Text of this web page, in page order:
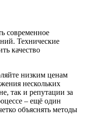
современное
Технические
качество
низким ценам
нескольких
так и репутации за
– ещё один
объяснять методы